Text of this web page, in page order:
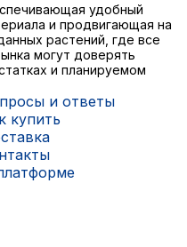
удобный
и продвигающая на
растений, где все
могут доверять
и планируемом
и ответы
купить